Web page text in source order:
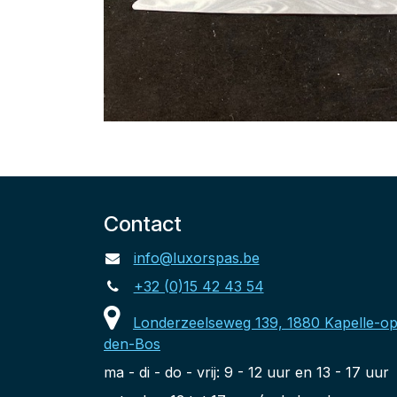
Contact
info@luxorspas.be
+32 (0)15 42 43 54
Londerzeelseweg 139, 1880 Kapelle-
den-Bos
ma - di - do - vrij: 9 - 12 uur en 13 - 17 uur